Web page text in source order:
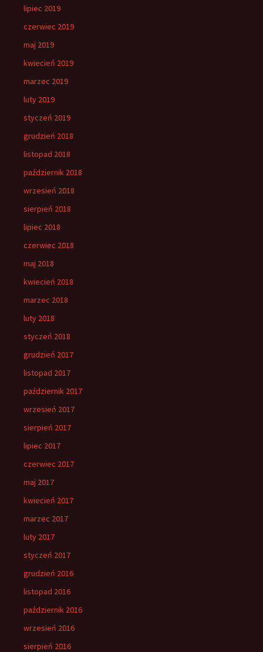
lipiec 2019
czerwiec 2019
maj 2019
kwiecień 2019
marzec 2019
luty 2019
styczeń 2019
grudzień 2018
listopad 2018
październik 2018
wrzesień 2018
sierpień 2018
lipiec 2018
czerwiec 2018
maj 2018
kwiecień 2018
marzec 2018
luty 2018
styczeń 2018
grudzień 2017
listopad 2017
październik 2017
wrzesień 2017
sierpień 2017
lipiec 2017
czerwiec 2017
maj 2017
kwiecień 2017
marzec 2017
luty 2017
styczeń 2017
grudzień 2016
listopad 2016
październik 2016
wrzesień 2016
sierpień 2016